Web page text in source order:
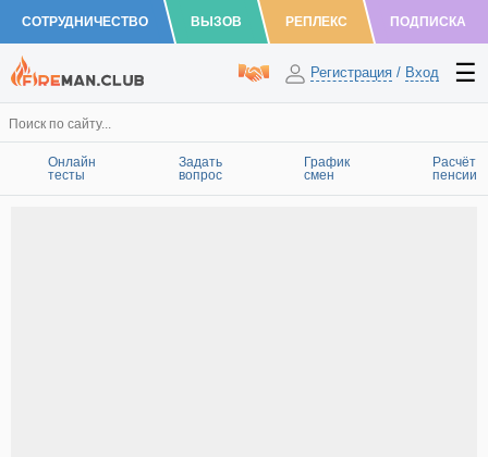
СОТРУДНИЧЕСТВО ВЫЗОВ РЕПЛЕКС ПОДПИСКА
Регистрация / Вход
Онлайн
тесты
Задать
вопрос
График
смен
Расчёт
пенсии